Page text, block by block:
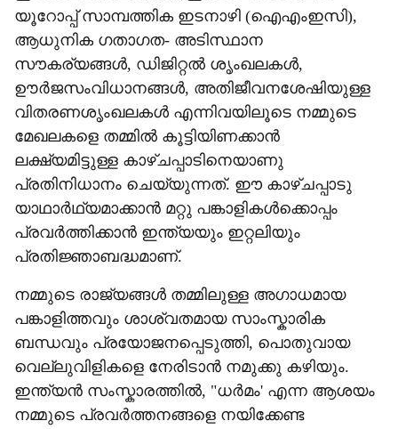
യൂറോപ്പ് സാമ്പത്തിക ഇടനാഴി (ഐഎംഇസി),
ആധുനിക ഗതാഗത- അടിസ്ഥാന
സൗകര്യങ്ങൾ, ഡിജിറ്റൽ ശൃംഖലകൾ,
ഊർജസംവിധാനങ്ങൾ, അതിജീവനശേഷിയുള്ള
വിതരണശൃംഖലകൾ എന്നിവയിലൂടെ നമ്മുടെ
മേഖലകളെ തമ്മിൽ കൂട്ടിയിണക്കാൻ
ലക്ഷ്യമിട്ടുള്ള കാഴ്ചപ്പാടിനെയാണു
പ്രതിനിധാനം ചെയ്യുന്നത്. ഈ കാഴ്ചപ്പാടു
യാഥാർഥ്യമാക്കാൻ മറ്റു പങ്കാളികൾക്കൊപ്പം
പ്രവർത്തിക്കാൻ ഇന്ത്യയും ഇറ്റലിയും
പ്രതിജ്ഞാബദ്ധമാണ്.
നമ്മുടെ രാജ്യങ്ങൾ തമ്മിലുള്ള അഗാധമായ
പങ്കാളിത്തവും ശാശ്വതമായ സാംസ്കാരിക
ബന്ധവും പ്രയോജനപ്പെടുത്തി, പൊതുവായ
വെല്ലുവിളികളെ നേരിടാൻ നമുക്കു കഴിയും.
ഇന്ത്യൻ സംസ്കാരത്തിൽ, "ധർമം' എന്ന ആശയം
നമ്മുടെ പ്രവർത്തനങ്ങളെ നയിക്കേണ്ട